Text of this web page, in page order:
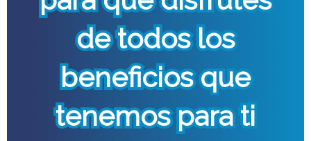
de todos los
beneficios que
tenemos para ti